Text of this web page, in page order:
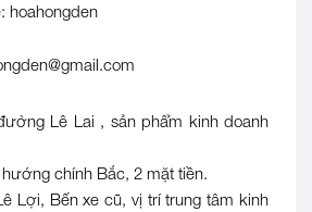
hoahongden
Lê Lai , sản phẩm kinh doanh
chính Bắc, 2 mặt tiền.
Lợi, Bến xe cũ, vị trí trung tâm kinh